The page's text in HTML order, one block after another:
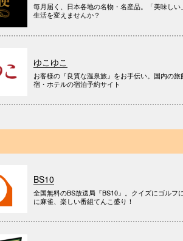
毎月届く、日本各地の名物・名産品。「美味しい
生活を変えませんか？
ゆこゆこ
お客様の『良質な温泉旅』をお手伝い。国内の旅
宿・ホテルの宿泊予約サイト
BS10
全国無料のBS放送局『BS10』。クイズにゴルフ
に麻雀、楽しい番組てんこ盛り！